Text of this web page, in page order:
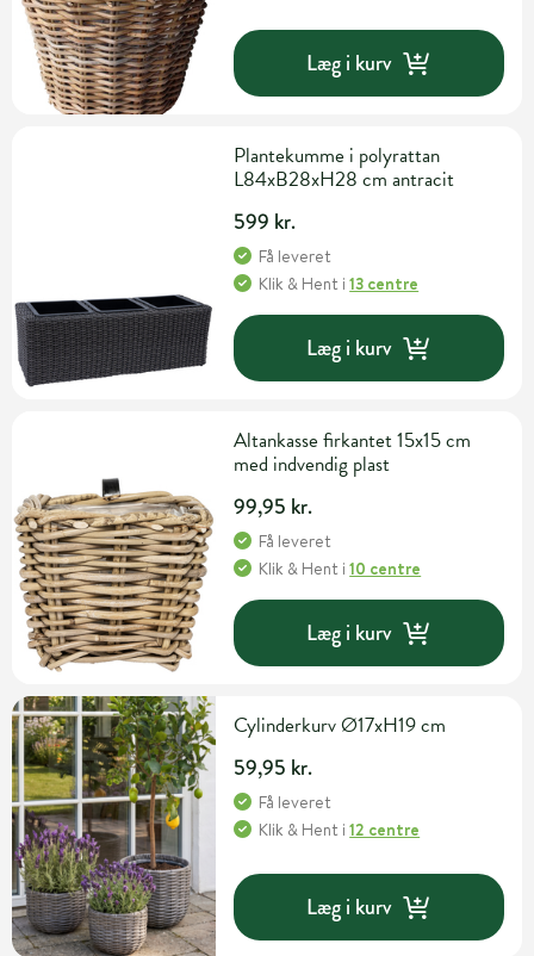
Læg i kurv
Plantekumme i polyrattan
L84xB28xH28 cm antracit
599 kr.
Få leveret
Klik & Hent i13 centre
Læg i kurv
Altankasse firkantet 15x15 cm
med indvendig plast
99,95 kr.
Få leveret
Klik & Hent i10 centre
Læg i kurv
Cylinderkurv Ø17xH19 cm
59,95 kr.
Få leveret
Klik & Hent i12 centre
Læg i kurv